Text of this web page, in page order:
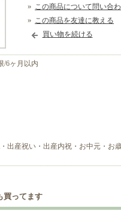
» この商品について問い合
» この商品を友達に教える
買い物を続ける
/6ヶ月以内
出産祝い・出産内祝・お中元・お
買ってます